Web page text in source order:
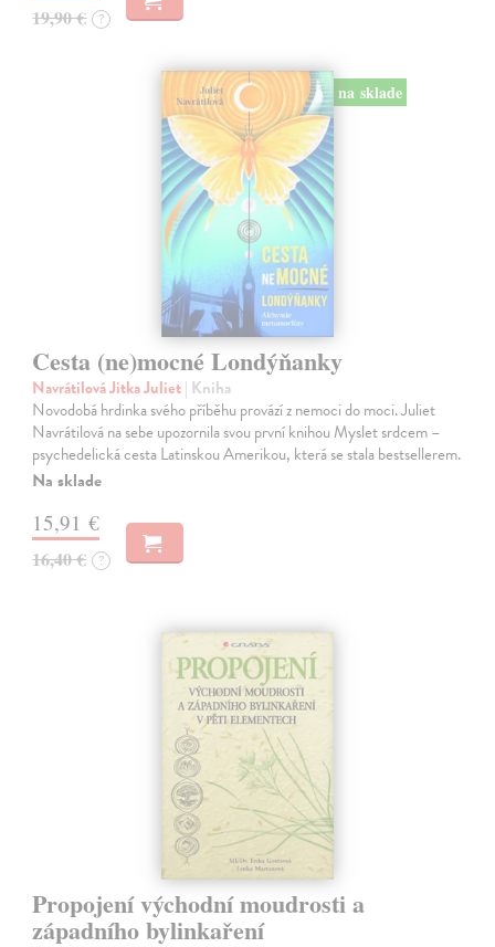
19,90 € ?
na sklade
Cesta (ne)mocné Londýňanky
Navrátilová Jitka Juliet| Kniha
Novodobá hrdinka svého příběhu provází z nemoci do moci. Juliet
Navrátilová na sebe upozornila svou první knihou Myslet srdcem –
psychedelická cesta Latinskou Amerikou, která se stala bestsellerem.
Na sklade
15,91 €
16,40 € ?
Propojení východní moudrosti a
západního bylinkaření